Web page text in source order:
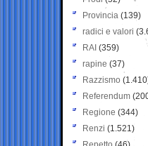
Provincia (139)
radici e valori
RAI (359)
rapine (37)
Razzismo
Referendum
Regione (344)
Renzi (1.521)